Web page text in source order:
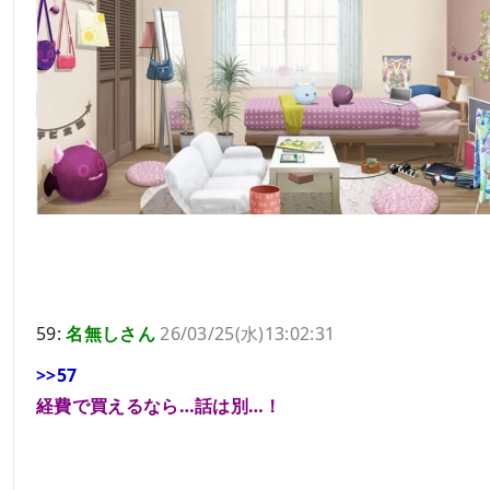
59:名無しさん26/03/25(水)13:02:31
>>57
経費で買えるなら…話は別…！